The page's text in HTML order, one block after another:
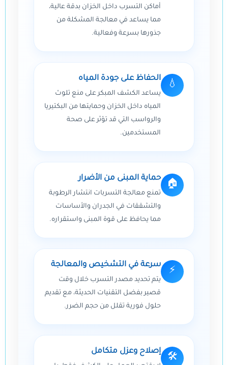
أماكن التسرب داخل الخزان بدقة عالية،
مما يساعد في معالجة المشكلة من
جذورها بسرعة وفعالية.
💧
الحفاظ على جودة المياه
يساعد الكشف المبكر على منع تلوث
المياه داخل الخزان وحمايتها من البكتيريا
والرواسب التي قد تؤثر على صحة
المستخدمين.
🏠
حماية المبنى من الأضرار
تمنع معالجة التسربات انتشار الرطوبة
والتشققات في الجدران والأساسات
مما يحافظ على قوة المبنى واستقراره.
⚡
سرعة في التشخيص والمعالجة
يتم تحديد مصدر التسرب خلال وقت
قصير بفضل التقنيات الحديثة، مع تقديم
حلول فورية تقلل من حجم الضرر.
🛠️
إصلاح وعزل متكامل